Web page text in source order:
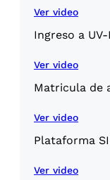
Ver video
Ingreso a
Ver video
Matricula de
Ver video
Plataforma
Ver video